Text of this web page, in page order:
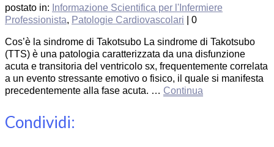
postato in: Informazione Scientifica per l'Infermiere
Professionista, Patologie Cardiovascolari 0
Cos’è la sindrome di Takotsubo La sindrome di Takotsubo
(TTS) è una patologia caratterizzata da una disfunzione
acuta e transitoria del ventricolo sx, frequentemente correlata
a un evento stressante emotivo o fisico, il quale si manifesta
precedentemente alla fase acuta. … Continua
Condividi: